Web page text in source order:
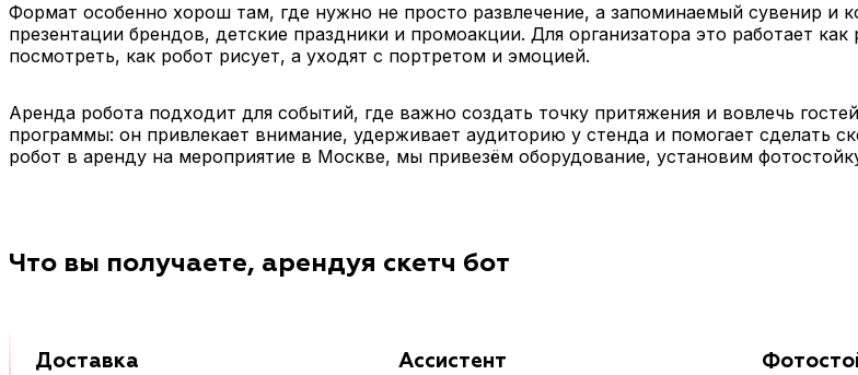
Формат особенно хорош там, где нужно не просто развлечение, а запоминаемый сувенир и
презентации брендов, детские праздники и промоакции. Для организатора это работает
посмотреть, как робот рисует, а уходят с портретом и эмоцией.
Аренда робота подходит для событий, где важно создать точку притяжения и вовлечь
программы: он привлекает внимание, удерживает аудиторию у стенда и помогает сделать
робот в аренду на мероприятие в Москве, мы привезём оборудование, установим
Что вы получаете, арендуя скетч бот
Доставка Ассистент